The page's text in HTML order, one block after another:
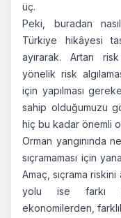
üç.
Peki, buradan
Türkiye hikâyesi
ayırarak. Artan risk
yönelik risk
için yapılması
sahip olduğumuzu
hiç bu kadar önemli
Orman yangınında
sıçramaması için
Amaç, sıçrama riskini
yolu ise farkı
ekonomilerden,